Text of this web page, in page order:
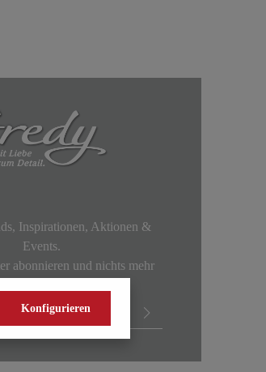
Inspirationen, Aktionen &
Events.
abonnieren und nichts mehr
Konfigurieren